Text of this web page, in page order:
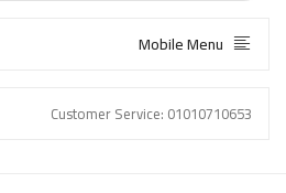
Mobile Menu
Customer Service: 01010710653